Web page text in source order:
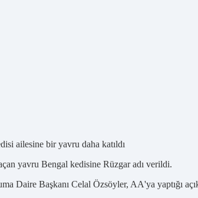
ailesine bir yavru daha katıldı
yavru Bengal kedisine Rüzgar adı verildi.
Daire Başkanı Celal Özsöyler, AA'ya yaptığı